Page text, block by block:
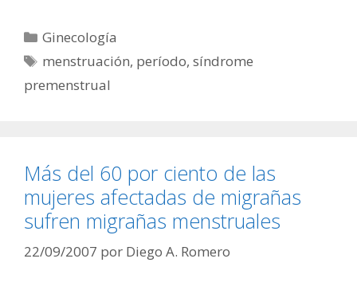
Categorías
Ginecología
Etiquetas
menstruación, período,síndrome
premenstrual
Más del 60 por ciento de las
mujeres afectadas de migrañas
sufren migrañas menstruales
22/09/2007 por Diego A. Romero